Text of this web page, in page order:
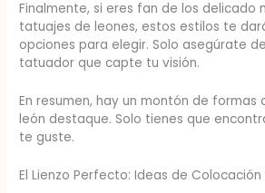
Finalmente, si eres fan de los delicado
tatuajes de leones, estos estilos te
opciones para elegir. Solo asegúrate
tatuador que capte tu visión.
En resumen, hay un montón de formas
león destaque. Solo tienes que
te guste.
El Lienzo Perfecto: Ideas de Colocación